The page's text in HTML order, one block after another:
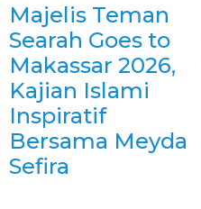
Majelis Teman
Searah Goes to
Makassar 2026,
Kajian Islami
Inspiratif
Bersama Meyda
Sefira